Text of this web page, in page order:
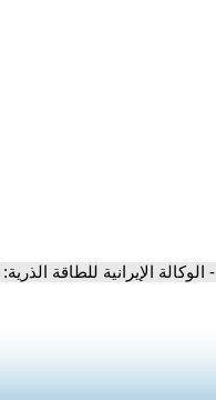
- الوكالة الإيرانية للطاقة